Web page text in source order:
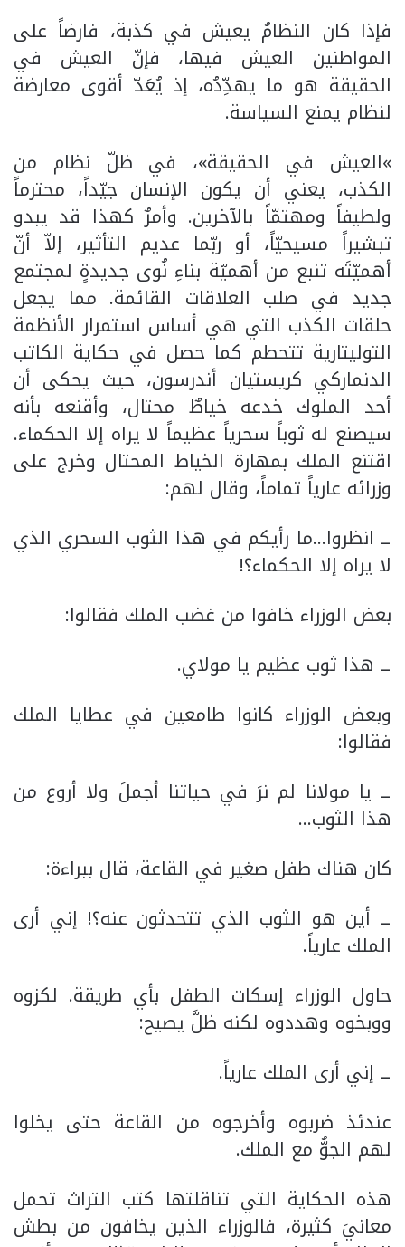
فإذا كان النظامُ يعيش في كذبة، فارضاً على
المواطنين العيش فيها، فإنّ العيش في
الحقيقة هو ما يهدِّدُه، إذ يُعَدّ أقوى معارضة
لنظام يمنع السياسة.
»العيش في الحقيقة»، في ظلّ نظام من
الكذب، يعني أن يكون الإنسان جيّداً، محترماً
ولطيفاً ومهتمّاً بالآخرين. وأمرٌ كهذا قد يبدو
تبشيراً مسيحيّاً، أو ربّما عديم التأثير، إلاّ أنّ
أهميّتَه تنبع من أهميّة بناءِ نُوى جديدةٍ لمجتمع
جديد في صلب العلاقات القائمة. مما يجعل
حلقات الكذب التي هي أساس استمرار الأنظمة
التوليتارية تتحطم كما حصل في حكاية الكاتب
الدنماركي كريستيان أندرسون، حيث يحكى أن
أحد الملوك خدعه خياطٌ محتال، وأقنعه بأنه
سيصنع له ثوباً سحرياً عظيماً لا يراه إلا الحكماء.
اقتنع الملك بمهارة الخياط المحتال وخرج على
وزرائه عارياً تماماً، وقال لهم:
ــ انظروا…ما رأيكم في هذا الثوب السحري الذي
لا يراه إلا الحكماء؟!
بعض الوزراء خافوا من غضب الملك فقالوا:
ــ هذا ثوب عظيم يا مولاي.
وبعض الوزراء كانوا طامعين في عطايا الملك
فقالوا:
ــ يا مولانا لم نرَ في حياتنا أجملَ ولا أروع من
هذا الثوب…
كان هناك طفل صغير في القاعة، قال ببراءة:
ــ أين هو الثوب الذي تتحدثون عنه؟! إني أرى
الملك عارياً.
حاول الوزراء إسكات الطفل بأي طريقة. لكزوه
ووبخوه وهددوه لكنه ظلَّ يصيح:
ــ إني أرى الملك عارياً.
عندئذ ضربوه وأخرجوه من القاعة حتى يخلوا
لهم الجوُّ مع الملك.
هذه الحكاية التي تناقلتها كتب التراث تحمل
معانيَ كثيرة، فالوزراء الذين يخافون من بطش